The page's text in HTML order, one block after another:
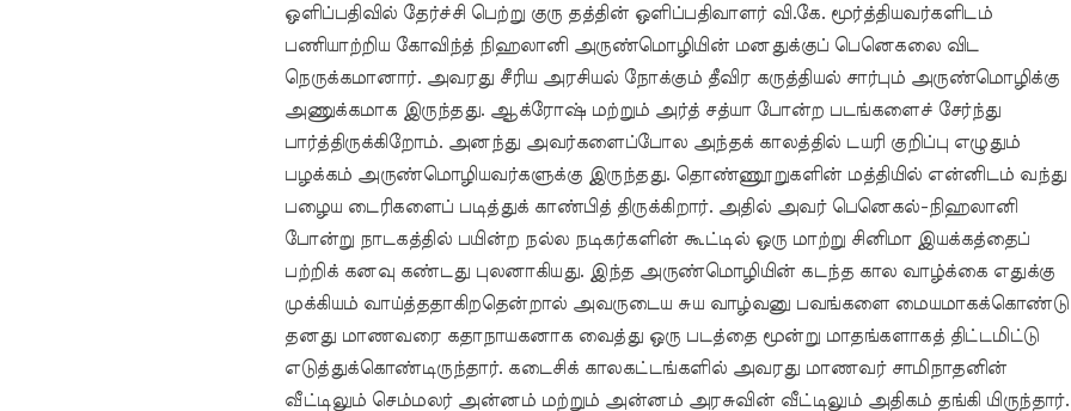
ஒளிப்பதிவில் தேர்ச்சி பெற்று குரு தத்தின் ஒளிப்பதிவாளர் வி.கே. மூர்த்தியவர்களிடம்
பணியாற்றிய கோவிந்த் நிஹலானி அருண்மொழியின் மனதுக்குப் பெனெகலை விட
நெருக்கமானார். அவரது சீரிய அரசியல் நோக்கும் தீவிர கருத்தியல் சார்பும் அருண்மொழிக்கு
அணுக்கமாக இருந்தது. ஆக்ரோஷ் மற்றும் அர்த் சத்யா போன்ற படங்களைச் சேர்ந்து
பார்த்திருக்கிறோம். அனந்து அவர்களைப்போல அந்தக் காலத்தில் டயரி குறிப்பு எழுதும்
பழக்கம் அருண்மொழியவர்களுக்கு இருந்தது. தொண்ணூறுகளின் மத்தியில் என்னிடம் வந்து
பழைய டைரிகளைப் படித்துக் காண்பித் திருக்கிறார். அதில் அவர் பெனெகல்-நிஹலானி
போன்று நாடகத்தில் பயின்ற நல்ல நடிகர்களின் கூட்டில் ஒரு மாற்று சினிமா இயக்கத்தைப்
பற்றிக் கனவு கண்டது புலனாகியது. இந்த அருண்மொழியின் கடந்த கால வாழ்க்கை எதுக்கு
முக்கியம் வாய்த்ததாகிறதென்றால் அவருடைய சுய வாழ்வனு பவங்களை மையமாகக்கொண்டு
தனது மாணவரை கதாநாயகனாக வைத்து ஒரு படத்தை மூன்று மாதங்களாகத் திட்டமிட்டு
எடுத்துக்கொண்டிருந்தார். கடைசிக் காலகட்டங்களில் அவரது மாணவர் சாமிநாதனின்
வீட்டிலும் செம்மலர் அன்னம் மற்றும் அன்னம் அரசுவின் வீட்டிலும் அதிகம் தங்கி யிருந்தார்.